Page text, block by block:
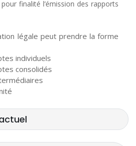
finalité l’émission des rapports
légale peut prendre la forme
individuels
consolidés